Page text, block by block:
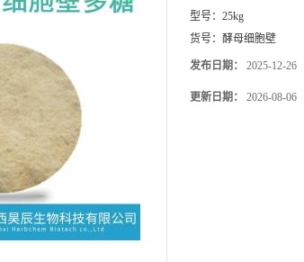
型号： 25kg
货号： 酵母细胞壁
发布日期： 2025-12-26
更新日期： 2026-08-06